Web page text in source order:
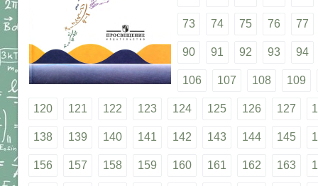
73 74 75 76 77
90 91 92 93 94
106 107 108 109
120 121 122 123 124 125 126 127
138 139 140 141 142 143 144 145
156 157 158 159 160 161 162 163